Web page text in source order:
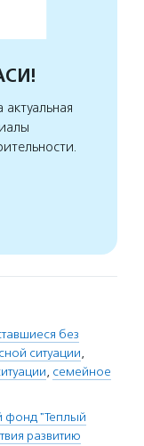
без
ситуации,
, семейное
фонд "Теплый
развитию